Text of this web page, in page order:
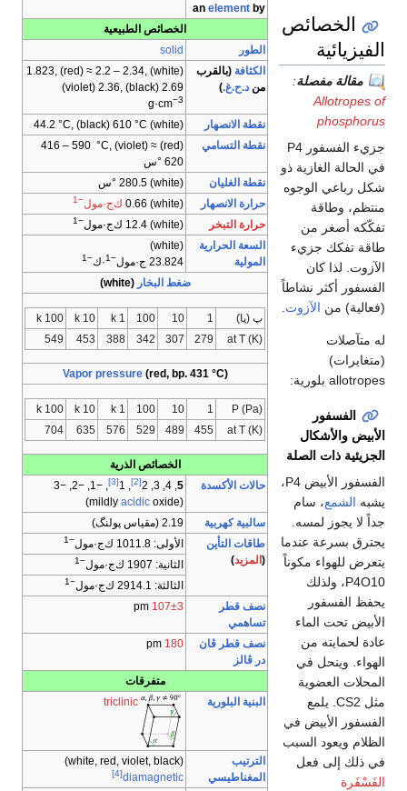
an element by
الخصائص الطبيعية
الطور
solid
الكثافة (بالقرب
من د.ح.غ.)
(white) 1.823, (red) ≈ 2.2 – 2.34,
(violet) 2.36, (black) 2.69
g·cm−3
نقطة الانصهار
(white) 44.2 °C, (black) 610 °C
نقطة التسامي
(red) ≈ 416 – 590 °C, (violet)
620 °س
نقطة الغليان
(white) 280.5 °س
حرارة الانصهار
(white) 0.66 ك‌ج·مول−1
حرارة التبخر (white) 12.4 ك‌ج·مول −1
السعة الحرارية
المولية
(white)
23.824 ج·مول
−1 ·ك−1
ضغط البخار (white)
پ (پا) 1
10
100
1 k
10 k
100 k
at T (K)
279
307
342
388
453
549
Vapor pressure(red, bp. 431 °C)
P (Pa)
1
10
100
1 k
10 k
100 k
at T (K)
455
489
529
576
635
704
الخصائص الذرية
حالات الأكسدة
5
, 4, 3, 2
[2]
, 1
[3]
, −1, −2, −3
(mildly
acidic oxide)
سالبية كهربية
2.19 (مقياس پولنگ)
طاقات التأين
( المزيد)
الأولى: 1011.8 ك‌ج·مول −1
الثانية: 1907 ك‌ج·مول −1
الثالثة: 2914.1 ك‌ج·مول −1
نصف قطر
تساهمي
107±3
نصف قطر ڤان
در ڤالز
180
متفرقات
البنية البلورية
triclinic
الترتيب
المغناطيسي
(white, red, violet, black)
diamagnetic
[4]
الخصائص
الفيزيائية
مقالة مفصلة:
Allotropes of
phosphorus
جزيء الفسفور P4
في الحالة الغازية ذو
شكل رباعي الوجوه
منتظم، وطاقة
تفكّكه أصغر من
طاقة تفكك جزيء
الآزوت. لذا كان
الفسفور أكثر نشاطاً
(فعالية) من الآزوت
له متآصلات
(متغايرات)
allotropes بلورية:
الفسفور
الأبيض والأشكال
الجزيئية ذات الصلة
الفسفور الأبيض P4،
يشبه الشمع، سام
جداً لا يجوز لمسه.
يحترق بسرعة عندما
يتعرض للهواء مكوناً
P4O10، ولذلك
يحفظ الفسفور
الأبيض تحت الماء
عادة لحمايته من
الهواء. وينحل في
المحلات العضوية
مثل CS2. يلمع
الفسفور الأبيض في
الظلام ويعود السبب
في ذلك إلى فعل
الفَسْفَرة